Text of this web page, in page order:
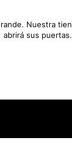
Nuestra
abrirá sus puertas.